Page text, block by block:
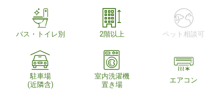
バス・トイレ別 2階以上 ペット相談可
駐車場
(近隣含)
室内洗濯機
置き場
エアコン